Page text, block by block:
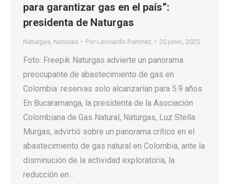
para garantizar gas en el país”:
presidenta de Naturgas
Naturgas Noticias Por Leonardo Ramirez 20 junio, 2025
Foto: Freepik Naturgas advierte un panorama
preocupante de abastecimiento de gas en
Colombia: reservas solo alcanzarían para 5.9 años
En Bucaramanga, la presidenta de la Asociación
Colombiana de Gas Natural, Naturgas, Luz Stella
Murgas, advirtió sobre un panorama crítico en el
abastecimiento de gas natural en Colombia, ante la
disminución de la actividad exploratoria, la
reducción en…